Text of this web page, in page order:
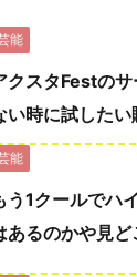
能
クスタFestの
い時に試した
能
う1クールでハ
あるのかや見